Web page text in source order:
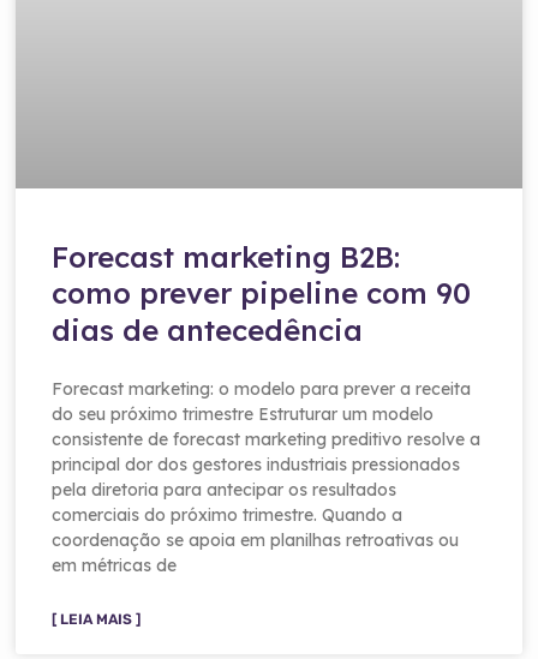
Forecast marketing B2B:
como prever pipeline com 90
dias de antecedência
Forecast marketing: o modelo para prever a receita
do seu próximo trimestre Estruturar um modelo
consistente de forecast marketing preditivo resolve a
principal dor dos gestores industriais pressionados
pela diretoria para antecipar os resultados
comerciais do próximo trimestre. Quando a
coordenação se apoia em planilhas retroativas ou
em métricas de
[ LEIA MAIS ]